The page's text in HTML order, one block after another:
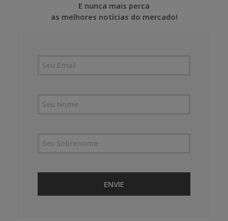
E nunca mais perca
as melhores notícias do mercado!